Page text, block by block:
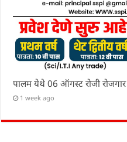
पालम येथे 06 ऑगस्ट रोजी
1 week ago